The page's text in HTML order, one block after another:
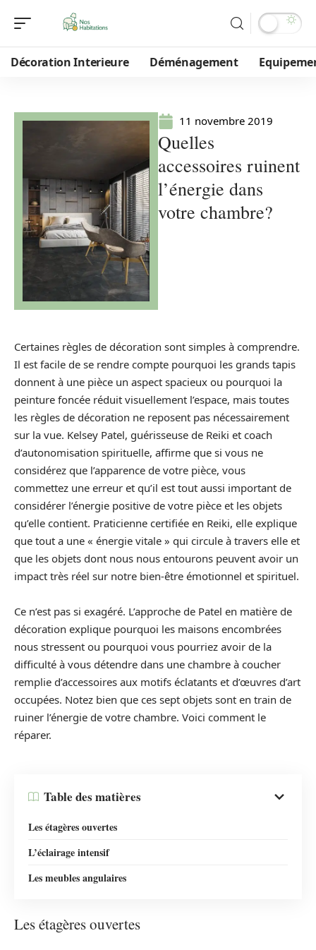
Décoration Interieure Déménagement
11 novembre 2019
Quelles
accessoires ruinent
l’énergie dans
votre chambre?
Certaines règles de décoration sont simples à comprendre.
Il est facile de se rendre compte pourquoi les grands tapis
donnent à une pièce un aspect spacieux ou pourquoi la
peinture foncée réduit visuellement l’espace, mais toutes
les règles de décoration ne reposent pas nécessairement
sur la vue. Kelsey Patel, guérisseuse de Reiki et coach
d’autonomisation spirituelle, affirme que si vous ne
considérez que l’apparence de votre pièce, vous
commettez une erreur et qu’il est tout aussi important de
considérer l’énergie positive de votre pièce et les objets
qu’elle contient. Praticienne certifiée en Reiki, elle explique
que tout a une « énergie vitale » qui circule à travers elle et
que les objets dont nous nous entourons peuvent avoir un
impact très réel sur notre bien-être émotionnel et spirituel.
Ce n’est pas si exagéré. L’approche de Patel en matière de
décoration explique pourquoi les maisons encombrées
nous stressent ou pourquoi vous pourriez avoir de la
difficulté à vous détendre dans une chambre à coucher
remplie d’accessoires aux motifs éclatants et d’œuvres d’art
occupées. Notez bien que ces sept objets sont en train de
ruiner l’énergie de votre chambre. Voici comment le
réparer.
Table des matières
Les étagères ouvertes
L’éclairage intensif
Les meubles angulaires
Les étagères ouvertes